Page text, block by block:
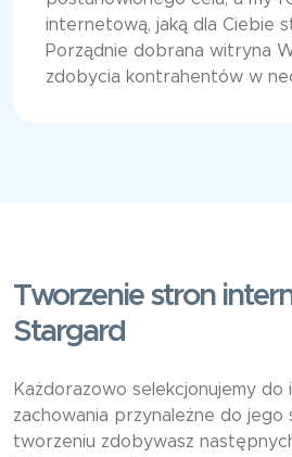
internetową, jaką dla Ciebie
Porządnie dobrana witryna
zdobycia kontrahentów w
Tworzenie stron
Stargard
Każdorazowo selekcjonujemy do
zachowania przynależne do jego
tworzeniu zdobywasz